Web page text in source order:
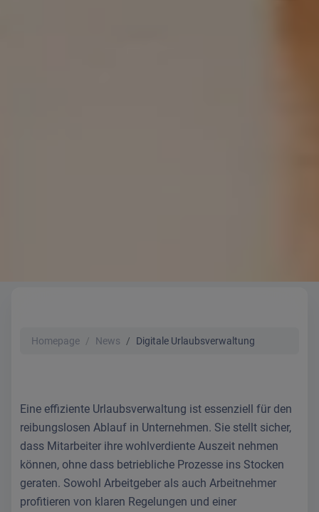
Homepage News Digitale Urlaubsverwaltung
Eine effiziente Urlaubsverwaltung ist essenziell für den
reibungslosen Ablauf in Unternehmen. Sie stellt sicher,
dass Mitarbeiter ihre wohlverdiente Auszeit nehmen
können, ohne dass betriebliche Prozesse ins Stocken
geraten. Sowohl Arbeitgeber als auch Arbeitnehmer
profitieren von klaren Regelungen und einer